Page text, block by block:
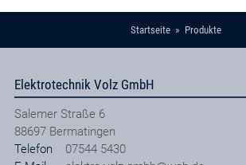
Startseite Produkte
Elektrotechnik Volz GmbH
Salemer Straße 6
88697 Bermatingen
Telefon
07544 5430